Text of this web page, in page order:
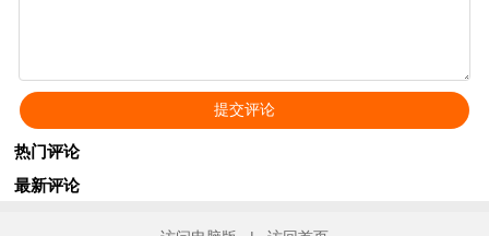
热门评论
最新评论